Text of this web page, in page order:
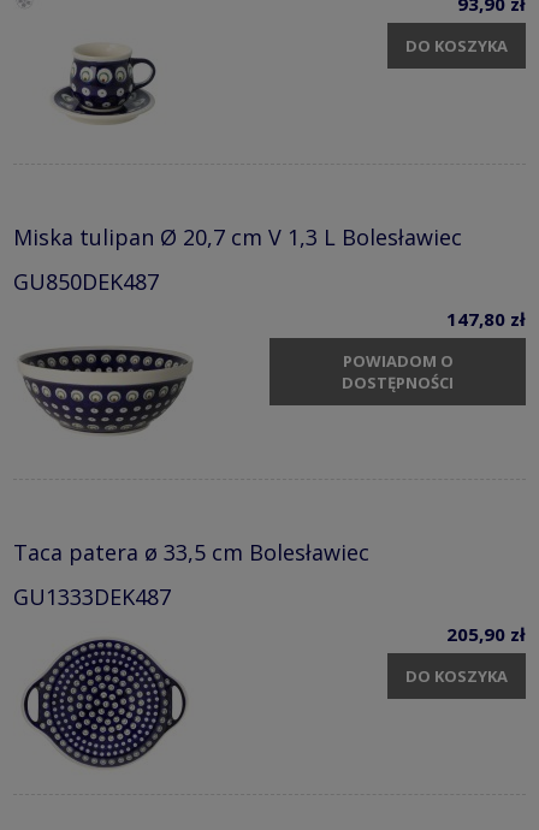
DO KOSZYKA
Miska tulipan Ø 20,7 cm V 1,3 L Bolesławiec
GU850DEK487
147,80 zł
POWIADOM O
DOSTĘPNOŚCI
Taca patera ø 33,5 cm Bolesławiec
GU1333DEK487
205,90 zł
DO KOSZYKA